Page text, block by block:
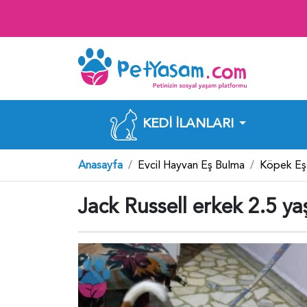
KEDI İLANLARI
Anasayfa Evcil Hayvan Eş Bulma Köpek
Jack Russell erkek 2.5